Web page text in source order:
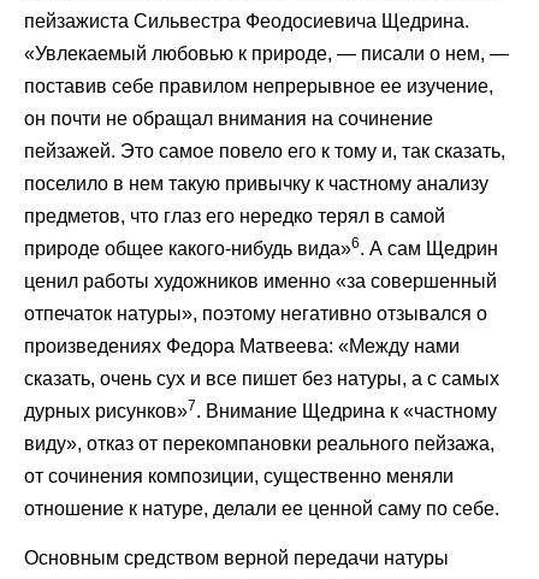
пейзажиста Сильвестра Феодосиевича Щедрина.
«Увлекаемый любовью к природе, — писали о нем, —
поставив себе правилом непрерывное ее изучение,
он почти не обращал внимания на сочинение
пейзажей. Это самое повело его к тому и, так сказать,
поселило в нем такую привычку к частному анализу
предметов, что глаз его нередко терял в самой
природе общее какого-нибудь вида»6. А сам Щедрин
ценил работы художников именно «за совершенный
отпечаток натуры», поэтому негативно отзывался о
произведениях Федора Матвеева: «Между нами
сказать, очень сух и все пишет без натуры, а с самых
дурных рисунков»7. Внимание Щедрина к «частному
виду», отказ от перекомпановки реального пейзажа,
от сочинения композиции, существенно меняли
отношение к натуре, делали ее ценной саму по себе.
Основным средством верной передачи натуры